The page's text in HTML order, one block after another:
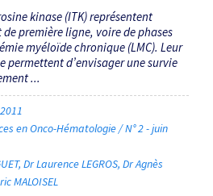
kinase (ITK) représentent
première ligne, voire de phases
myéloïde chronique (LMC). Leur
permettent d’envisager une survie
...
en Onco-Hématologie / N° 2 - juin
Dr Laurence LEGROS Dr Agnès
MALOISEL